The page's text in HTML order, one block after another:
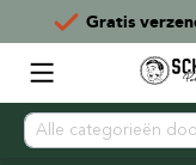
Gratis